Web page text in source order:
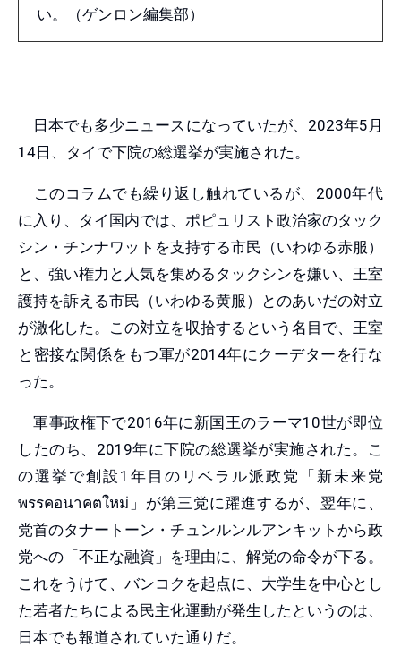
い。（ゲンロン編集部）
日本でも多少ニュースになっていたが、2023年5月
14日、タイで下院の総選挙が実施された。
このコラムでも繰り返し触れているが、2000年代
に入り、タイ国内では、ポピュリスト政治家のタック
シン・チンナワットを支持する市民（いわゆる赤服）
と、強い権力と人気を集めるタックシンを嫌い、王室
護持を訴える市民（いわゆる黄服）とのあいだの対立
が激化した。この対立を収拾するという名目で、王室
と密接な関係をもつ軍が2014年にクーデターを行な
った。
軍事政権下で2016年に新国王のラーマ10世が即位
したのち、2019年に下院の総選挙が実施された。こ
の選挙で創設1年目のリベラル派政党「新未来党
พรรคอนาคตใหม่」が第三党に躍進するが、翌年に、
党首のタナートーン・チュンルンルアンキットから政
党への「不正な融資」を理由に、解党の命令が下る。
これをうけて、バンコクを起点に、大学生を中心とし
た若者たちによる民主化運動が発生したというのは、
日本でも報道されていた通りだ。